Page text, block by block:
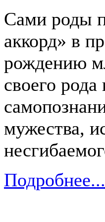
Сами роды
аккорд» в
рождению
своего
мужества,
Подробнее...